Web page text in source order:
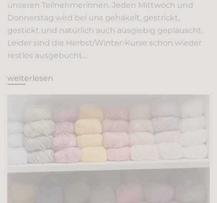
unseren Teilnehmerinnen. Jeden Mittwoch und
Donnerstag wird bei uns gehäkelt, gestrickt,
gestickt und natürlich auch ausgiebig geplauscht.
Leider sind die Herbst/Winter-Kurse schon wieder
restlos ausgebucht…
weiterlesen